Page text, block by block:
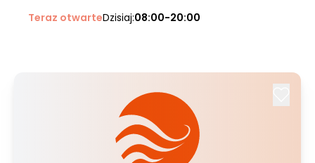
Teraz otwarteDzisiaj:08:00-20:00